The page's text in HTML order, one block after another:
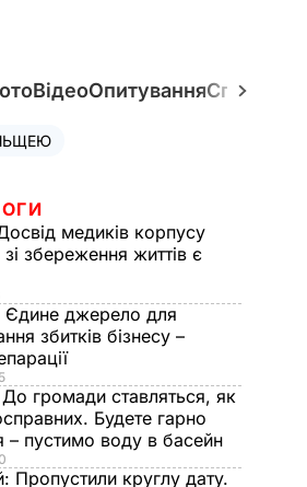
ВідеоОпитування
медиків корпусу
зі збереження життів є
Єдине джерело для
збитків бізнесу –
До громади ставляться, як
Будете гарно
– пустимо воду в басейн
Пропустили круглу дату.